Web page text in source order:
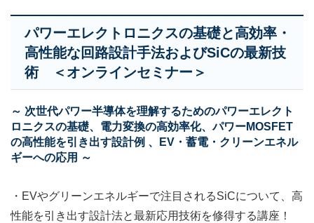
パワーエレクトロニクスの基礎と高効率・
高性能な回路設計手法およびSiCの最新技
術 ＜オンラインセミナー＞
～ 次世代パワー半導体を理解するためのパワーエレクト
ロニクスの基礎、電力変換の高効率化、パワーMOSFET
の高性能を引き出す設計例 、EV・蓄電・クリーンエネル
ギーへの応用 ～
・EVやグリーンエネルギーで注目されるSiCについて、高
性能を引き出す設計法と最新応用技術を修得する講座！